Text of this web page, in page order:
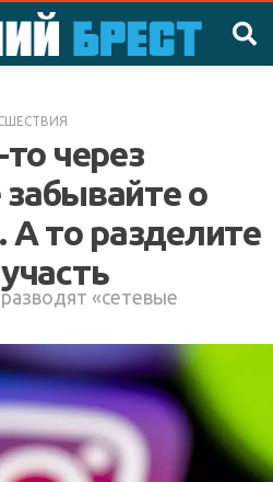
через
забывайте о
то разделите
«сетевые